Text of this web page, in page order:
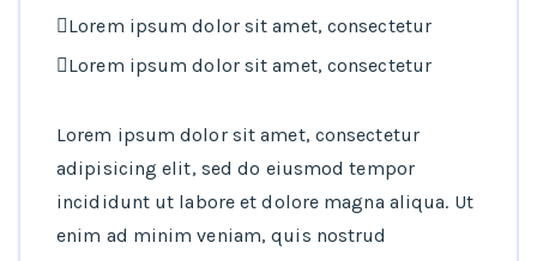
Lorem ipsum dolor sit amet, consectetur
Lorem ipsum dolor sit amet, consectetur
Lorem ipsum dolor sit amet, consectetur
adipisicing elit, sed do eiusmod tempor
incididunt ut labore et dolore magna aliqua. Ut
enim ad minim veniam, quis nostrud